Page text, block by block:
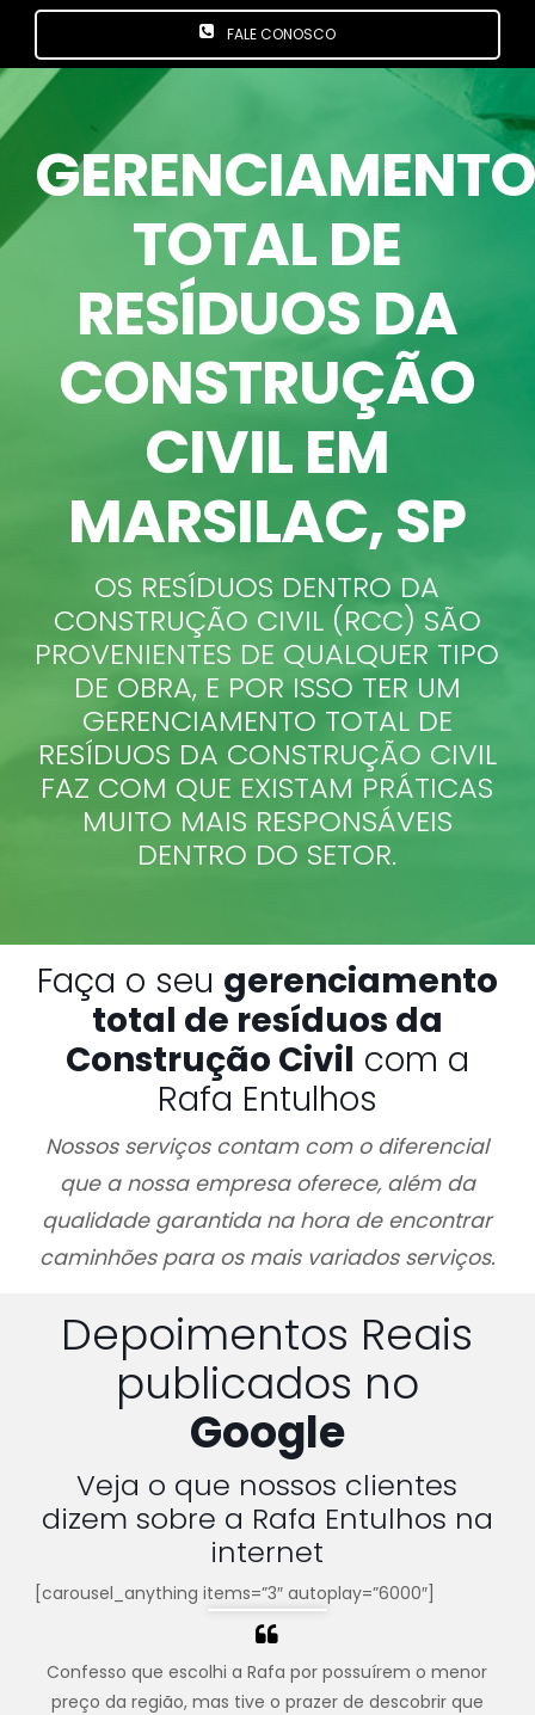
FALE CONOSCO
GERENCIAMENTO
TOTAL DE
RESÍDUOS DA
CONSTRUÇÃO
CIVIL EM
MARSILAC, SP
OS RESÍDUOS DENTRO DA
CONSTRUÇÃO CIVIL (RCC) SÃO
PROVENIENTES DE QUALQUER TIPO
DE OBRA, E POR ISSO TER UM
GERENCIAMENTO TOTAL DE
RESÍDUOS DA CONSTRUÇÃO CIVIL
FAZ COM QUE EXISTAM PRÁTICAS
MUITO MAIS RESPONSÁVEIS
DENTRO DO SETOR.
Faça o seu gerenciamento
total de resíduos da
Construção Civil com a
Rafa Entulhos
Nossos serviços contam com o diferencial
que a nossa empresa oferece, além da
qualidade garantida na hora de encontrar
caminhões para os mais variados serviços.
Depoimentos Reais
publicados no
Google
Veja o que nossos clientes
dizem sobre a Rafa Entulhos na
internet
[carousel_anything items=”3″ autoplay=”6000″]
Confesso que escolhi a Rafa por possuírem o menor
preço da região, mas tive o prazer de descobrir que